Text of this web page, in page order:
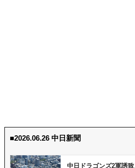
■2026.06.26 中日新聞